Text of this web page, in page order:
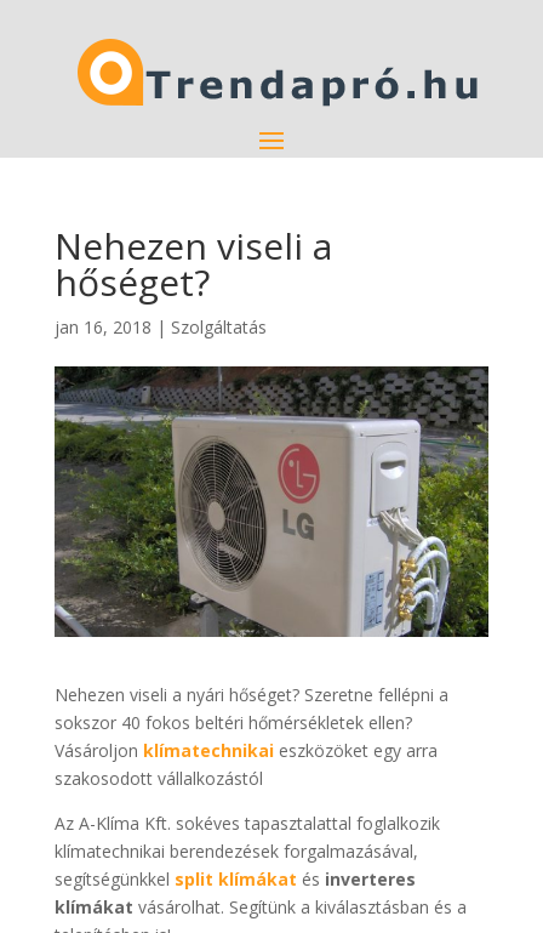
Nehezen viseli a
hőséget?
jan 16, 2018 | Szolgáltatás
Nehezen viseli a nyári hőséget? Szeretne fellépni a
sokszor 40 fokos beltéri hőmérsékletek ellen?
Vásároljon klímatechnikaieszközöket egy arra
szakosodott vállalkozástól
Az A-Klíma Kft. sokéves tapasztalattal foglalkozik
klímatechnikai berendezések forgalmazásával,
segítségünkkel split klímákat és inverteres
klímákat vásárolhat. Segítünk a kiválasztásban és a